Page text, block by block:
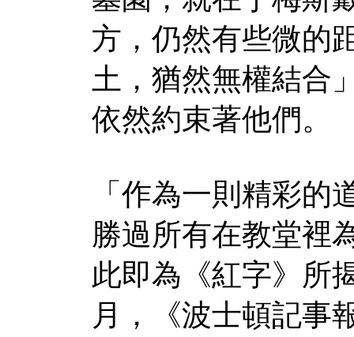
方，仍然有些微的
土，猶然無權結合
依然約束著他們。
「作為一則精彩
勝過所有在教堂
此即為《紅字》所
月，《波士頓記事